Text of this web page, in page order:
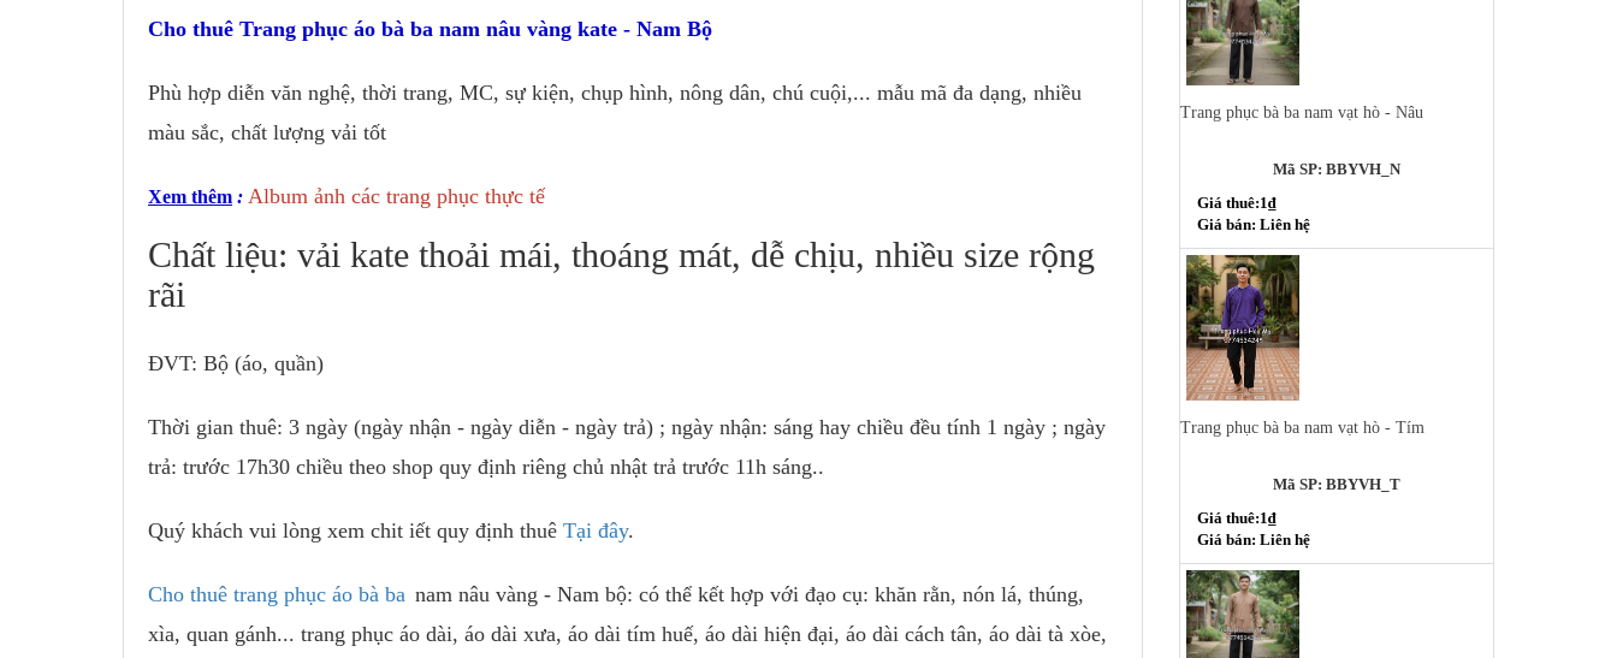
Cho thuê Trang phục áo bà ba nam nâu vàng kate - Nam Bộ
Phù hợp diễn văn nghệ, thời trang, MC, sự kiện, chụp hình, nông dân, chú cuội,... mẫu mã đa dạng, nhiều
màu sắc, chất lượng vải tốt
Xem thêm : Album ảnh các trang phục thực tế
Chất liệu: vải kate thoải mái, thoáng mát, dễ chịu, nhiều size rộng
rãi
ĐVT: Bộ (áo, quần)
Thời gian thuê: 3 ngày (ngày nhận - ngày diễn - ngày trả) ; ngày nhận: sáng hay chiều đều tính 1 ngày ; ngày
trả: trước 17h30 chiều theo shop quy định riêng chủ nhật trả trước 11h sáng..
Quý khách vui lòng xem chit iết quy định thuê Tại đây.
Cho thuê trang phục áo bà ba nam nâu vàng - Nam bộ: có thể kết hợp với đạo cụ: khăn rằn, nón lá, thúng,
xìa, quan gánh... trang phục áo dài, áo dài xưa, áo dài tím huế, áo dài hiện đại, áo dài cách tân, áo dài tà xòe,
Trang phục bà ba nam vạt hò - Nâu
Mã SP: BBYVH_N
Giá thuê:1₫
Giá bán: Liên hệ
Trang phục bà ba nam vạt hò - Tím
Mã SP: BBYVH_T
Giá thuê:1₫
Giá bán: Liên hệ